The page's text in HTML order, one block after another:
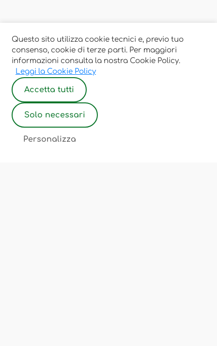
Questo sito utilizza cookie tecnici e, previo tuo
consenso, cookie di terze parti. Per maggiori
informazioni consulta la nostra Cookie Policy.
Leggi la Cookie Policy
Accetta tutti
Solo necessari
Personalizza